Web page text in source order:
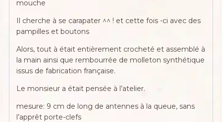
mouche
Il cherche à se carapater ^^ ! et cette fois -ci avec des
pampilles et boutons
Alors, tout à était entièrement crocheté et assemblé à
la main ainsi que rembourrée de molleton synthétique
issus de fabrication française.
Le monsieur a était pensée à l’atelier.
mesure: 9 cm de long de antennes à la queue, sans
l’apprêt porte-clefs